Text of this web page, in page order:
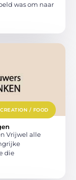
was om naar
/ FOOD
Vrijwel alle
die